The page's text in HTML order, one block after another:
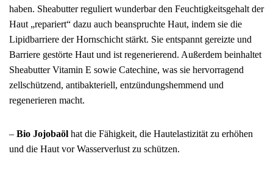
haben. Sheabutter reguliert wunderbar den Feuchtigkeitsgehalt der
Haut „repariert“ dazu auch beanspruchte Haut, indem sie die
Lipidbarriere der Hornschicht stärkt. Sie entspannt gereizte und
Barriere gestörte Haut und ist regenerierend. Außerdem beinhaltet
Sheabutter Vitamin E sowie Catechine, was sie hervorragend
zellschützend, antibakteriell, entzündungshemmend und
regenerieren macht.
– Bio Jojobaöl hat die Fähigkeit, die Hautelastizität zu erhöhen
und die Haut vor Wasserverlust zu schützen.